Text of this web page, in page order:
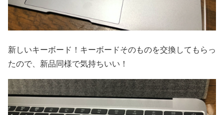
新しいキーボード！キーボードそのものを交換してもらっ
たので、新品同様で気持ちいい！